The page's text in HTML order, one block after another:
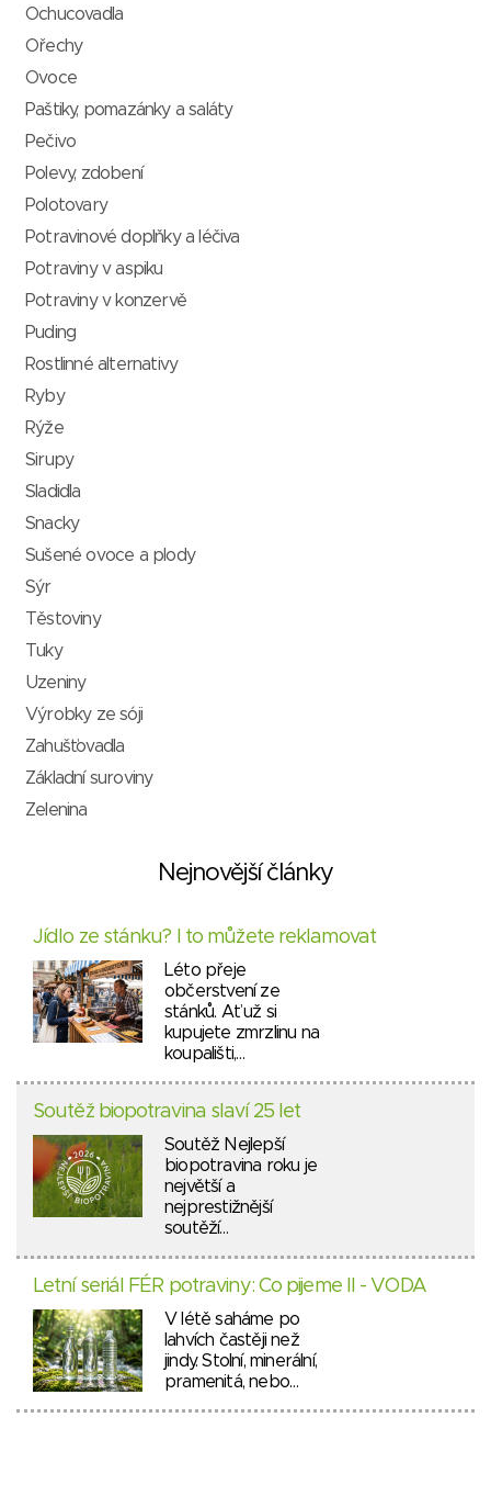
Ochucovadla
Ořechy
Ovoce
Paštiky, pomazánky a saláty
Pečivo
Polevy, zdobení
Polotovary
Potravinové doplňky a léčiva
Potraviny v aspiku
Potraviny v konzervě
Puding
Rostlinné alternativy
Ryby
Rýže
Sirupy
Sladidla
Snacky
Sušené ovoce a plody
Sýr
Těstoviny
Tuky
Uzeniny
Výrobky ze sóji
Zahušťovadla
Základní suroviny
Zelenina
Nejnovější články
Jídlo ze stánku? I to můžete reklamovat
Léto přeje
občerstvení ze
stánků. Ať už si
kupujete zmrzlinu na
koupališti,…
Soutěž biopotravina slaví 25 let
Soutěž Nejlepší
biopotravina roku je
největší a
nejprestižnější
soutěží…
Letní seriál FÉR potraviny: Co pijeme II - VODA
V létě saháme po
lahvích častěji než
jindy. Stolní, minerální,
pramenitá, nebo…